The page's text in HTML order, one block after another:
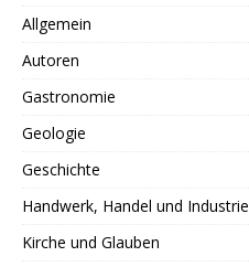
Allgemein
Autoren
Gastronomie
Geologie
Geschichte
Handwerk, Handel und Industrie
Kirche und Glauben